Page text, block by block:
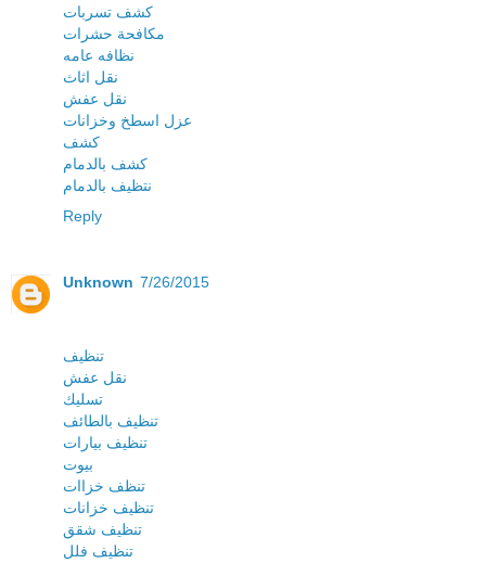
كشف تسربات
مكافحة حشرات
نظافه عامه
نقل اثاث
نقل عفش
عزل اسطخ وخزانات
كشف
كشف بالدمام
نتظيف بالدمام
Reply
Unknown 7/26/2015
تنظيف
نقل عفش
تسليك
تنظيف بالطائف
تنظيف بيارات
بيوت
تنظف خزاات
تنظيف خزانات
تنظيف شقق
تنظيف فلل